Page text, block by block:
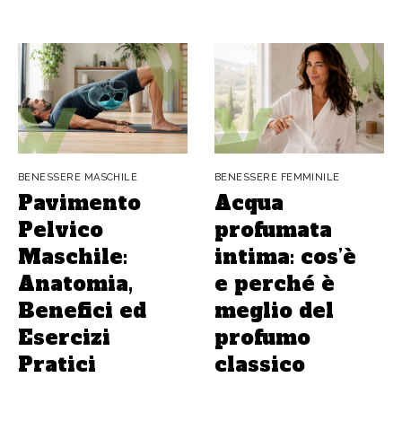
BENESSERE MASCHILE
Pavimento
Pelvico
Maschile:
Anatomia,
Benefici ed
Esercizi
Pratici
BENESSERE FEMMINILE
Acqua
profumata
intima: cos’è
e perché è
meglio del
profumo
classico